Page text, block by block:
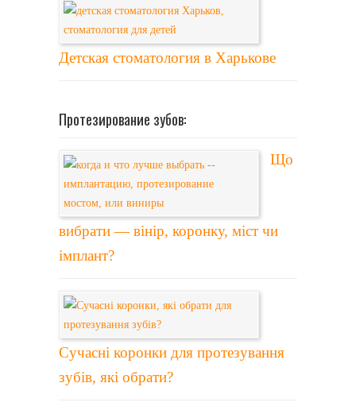
Детская стоматология в Харькове
Протезирование зубов:
Що
вибрати — вінір, коронку, міст чи
імплант?
Сучасні коронки для протезування
зубів, які обрати?